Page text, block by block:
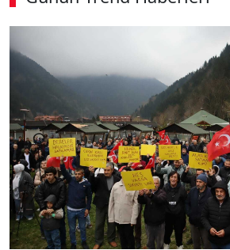
00:02 / 08:15